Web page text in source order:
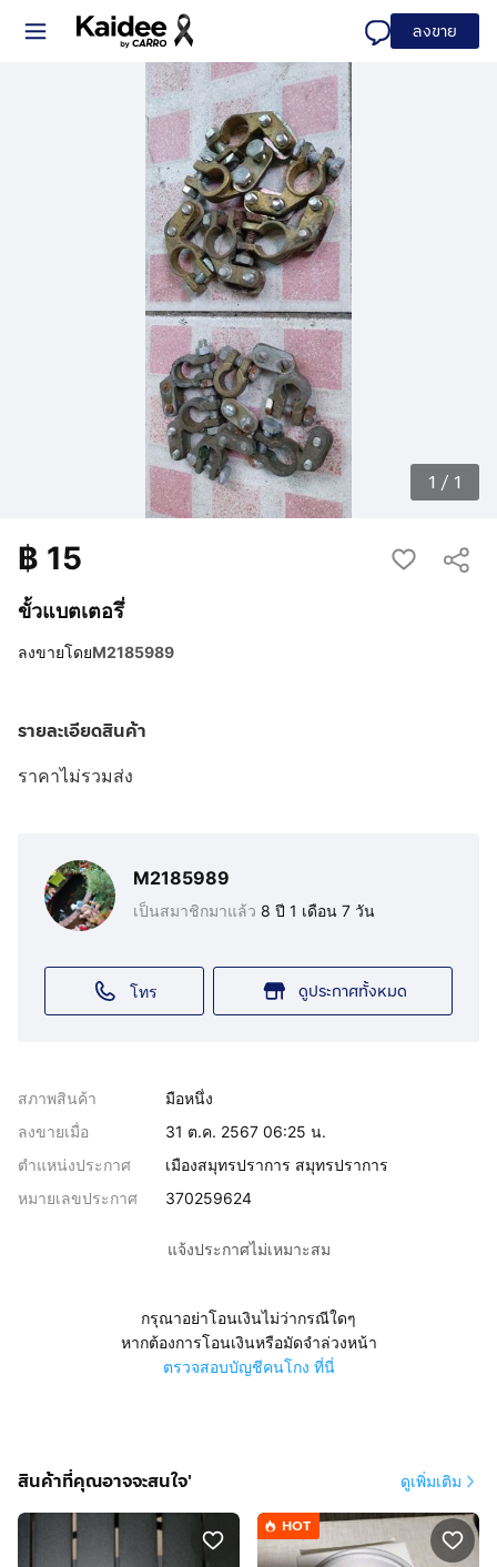
ลงขาย
1 / 1
ขั้วแบตเตอรึ่
฿ 15
ลงขายโดยM2185989
รายละเอียดสินค้า
ราคาไม่รวมส่ง
M2185989
เป็นสมาชิกมาแล้ว 8 ปี 1 เดือน 7 วัน
โทร ดูประกาศทั้งหมด
สภาพสินค้า
มือหนึ่ง
ลงขายเมื่อ
31 ต.ค. 2567 06:25 น.
ตำแหน่งประกาศ
เมืองสมุทรปราการ สมุทรปราการ
หมายเลขประกาศ
370259624
แจ้งประกาศไม่เหมาะสม
กรุณาอย่าโอนเงินไม่ว่ากรณีใดๆ
หากต้องการโอนเงินหรือมัดจำล่วงหน้า
ตรวจสอบบัญชีคนโกง ที่นี่
สินค้าที่คุณอาจจะสนใจ' ดูเพิ่มเติม
HOT